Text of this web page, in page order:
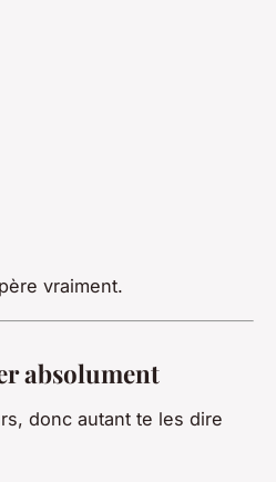
vraiment.
absolument
donc autant te les dire